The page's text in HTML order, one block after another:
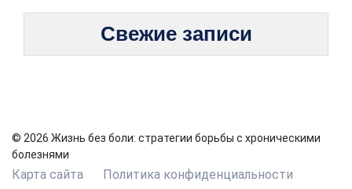
Свежие записи
© 2026 Жизнь без боли: стратегии борьбы с хроническими
болезнями
Карта сайта
Политика конфиденциальности